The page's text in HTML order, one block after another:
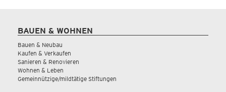
BAUEN & WOHNEN
Bauen & Neubau
Kaufen & Verkaufen
Sanieren & Renovieren
Wohnen & Leben
Gemeinnützige/mildtätige Stiftungen